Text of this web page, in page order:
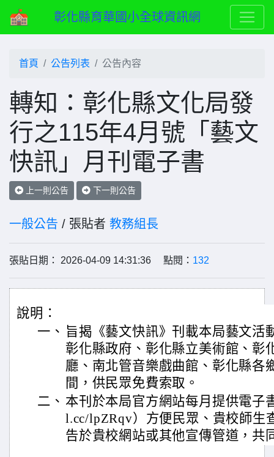
彰化縣育華國小全球資訊網
首頁 公告列表 公告內容
轉知：彰化縣文化局發
行之115年4月號「藝文
快訊」月刊電子書
上一則公告 下一則公告
一般公告 / 張貼者 教務組長
張貼日期： 2026-04-09 14:31:36 點閱： 132
說明：
一、 旨揭《藝文快訊》刊載本局藝文活
彰化縣政府、彰化縣立美術館、彰
廳、南北管音樂戲曲館、彰化縣各
間，供民眾免費索取。
二、 本刊於本局官方網站每月提供電子
l.cc/lpZRqv）方便民眾、貴校師生
告於貴校網站或其他宣傳管道，共